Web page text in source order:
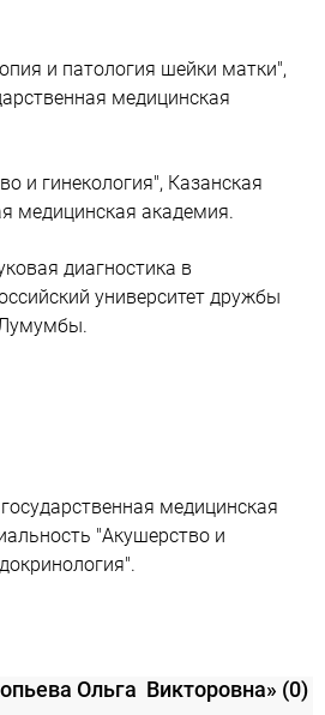
и патология шейки матки",
медицинская
и гинекология", Казанская
медицинская академия.
диагностика в
университет дружбы
медицинская
"Акушерство и
Ольга Викторовна» (0)